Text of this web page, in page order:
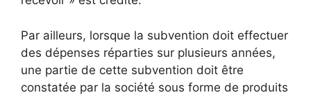
Par ailleurs, lorsque la subvention doit effectuer
des dépenses réparties sur plusieurs années,
une partie de cette subvention doit être
constatée par la société sous forme de produits